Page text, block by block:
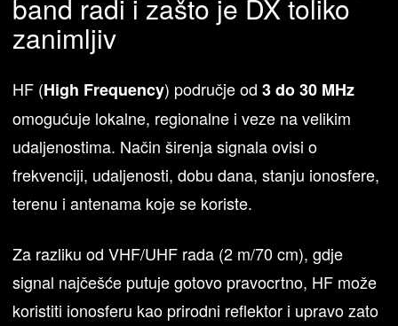
band radi i zašto je DX toliko
zanimljiv
HF (High Frequency) područje od3 do 30 MHz
omogućuje lokalne, regionalne i veze na velikim
udaljenostima. Način širenja signala ovisi o
frekvenciji, udaljenosti, dobu dana, stanju ionosfere,
terenu i antenama koje se koriste.
Za razliku od VHF/UHF rada (2 m/70 cm), gdje
signal najčešće putuje gotovo pravocrtno, HF može
koristiti ionosferu kao prirodni reflektor i upravo zato